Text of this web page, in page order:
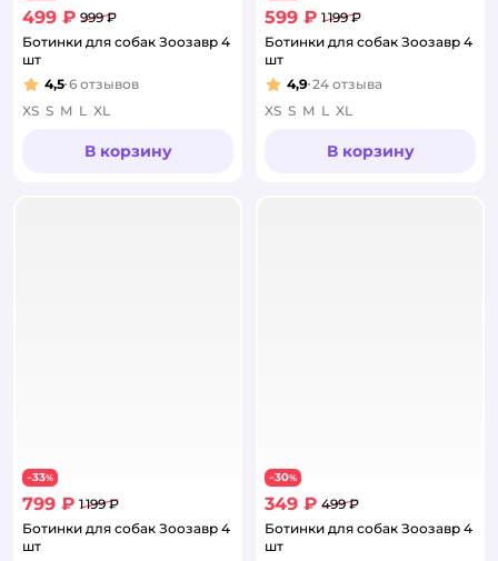
499 ₽ 999 ₽
Ботинки для собак Зоозавр 4
шт
Рейтинг:
4,5 6 отзывов
XS S M L XL
В корзину
599 ₽ 1 199 ₽
Ботинки для собак Зоозавр 4
шт
Рейтинг:
4,9 24 отзыва
XS S M L XL
В корзину
−33%
799 ₽ 1 199 ₽
Ботинки для собак Зоозавр 4
шт
−30%
349 ₽ 499 ₽
Ботинки для собак Зоозавр 4
шт